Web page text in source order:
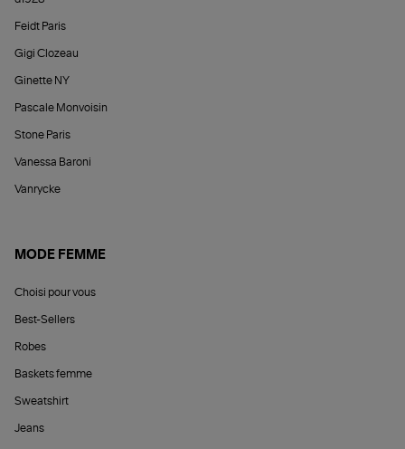
Feidt Paris
Gigi Clozeau
Ginette NY
Pascale Monvoisin
Stone Paris
Vanessa Baroni
Vanrycke
MODE FEMME
Choisi pour vous
Best-Sellers
Robes
Baskets femme
Sweatshirt
Jeans